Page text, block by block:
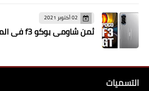
02 أكتوبر 2021
ثمن شاومي بوكو f3 في المغرب
التسميات